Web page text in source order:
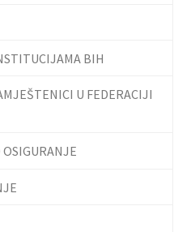
BIH
U FEDERACIJI